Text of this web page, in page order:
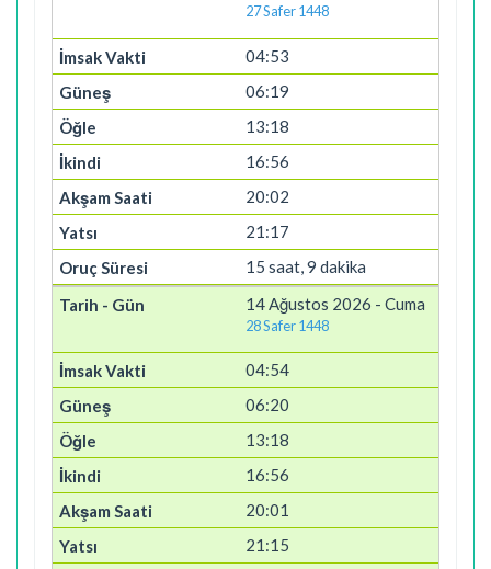
27 Safer 1448
04:53
06:19
13:18
16:56
20:02
21:17
15 saat, 9 dakika
14 Ağustos 2026 - Cuma
28 Safer 1448
04:54
06:20
13:18
16:56
20:01
21:15